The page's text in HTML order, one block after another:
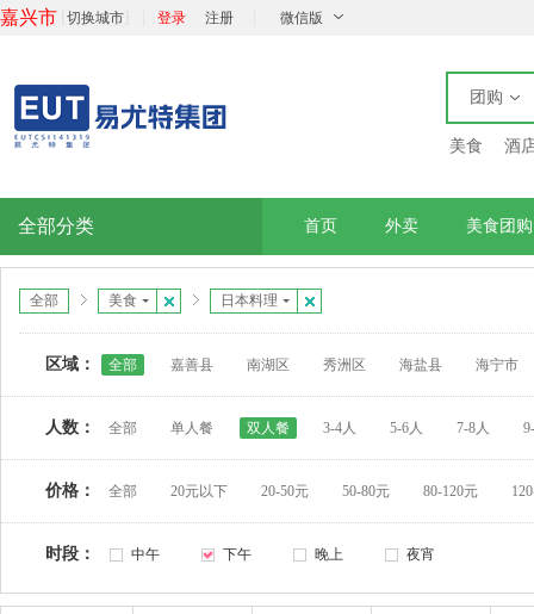
嘉兴市 切换城市 登录 注册 微信版
团购
美食 酒
全部分类 首页 外卖 美食团购
全部 美食 日本料理
区域： 全部 嘉善县 南湖区 秀洲区 海盐县 海宁市
人数： 全部 单人餐 双人餐 3-4人 5-6人 7-8人
价格： 全部 20元以下 20-50元 50-80元 80-120元
时段： 中午 下午 晚上 夜宵